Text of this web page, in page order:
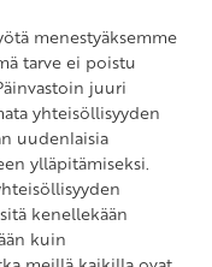
menestyäksemme
tarve ei poistu
juuri
yhteisöllisyyden
uudenlaisia
ylläpitämiseksi.
kenellekään
kuin